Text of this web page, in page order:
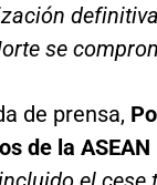
se
de prensa,
de la ASEAN